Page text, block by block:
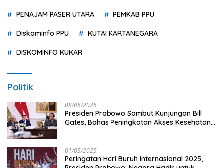
PENAJAM PASER UTARA PEMKAB PPU
Diskominfo PPU KUTAI KARTANEGARA
DISKOMINFO KUKAR
Politik
08/05/2025
Presiden Prabowo Sambut Kunjungan Bill
Gates, Bahas Peningkatan Akses Kesehatan
01/05/2025
Peringatan Hari Buruh Internasional 2025,